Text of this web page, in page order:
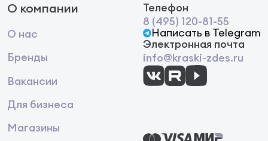
О компании
О нас
Бренды
Вакансии
Для бизнеса
Магазины
Телефон
8 (495) 120-81-55
Написать в Telegram
Электронная почта
info@kraski-zdes.ru